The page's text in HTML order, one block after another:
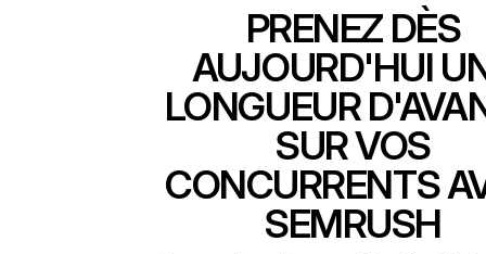
PRENEZ DÈS
AUJOURD'HUI
LONGUEUR
SUR VOS
CONCURRENTS
SEMRUSH